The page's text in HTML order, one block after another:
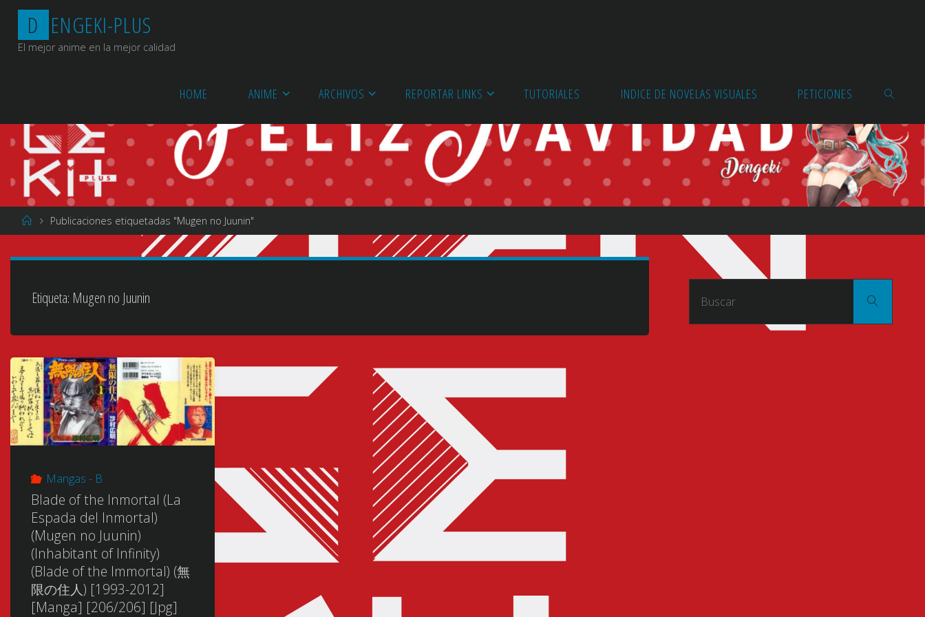
Saltar
contenido
D ENGEKI-PLUS
El mejor anime en la mejor calidad
HOME ANIME ARCHIVOS REPORTAR LINKS TUTORIALES INDICE DE NOVELAS VISUALES PETICIONES
BUSCAR
Página
de
Publicaciones etiquetadas "Mugen no Juunin"
Etiqueta: Mugen no Juunin
Mangas - B
Blade of the Inmortal (La
Espada del Inmortal)
(Mugen no Juunin)
(Inhabitant of Infinity)
(Blade of the Immortal) (無
限の住人) [1993-2012]
[Manga] [206/206] [Jpg]
Buscar